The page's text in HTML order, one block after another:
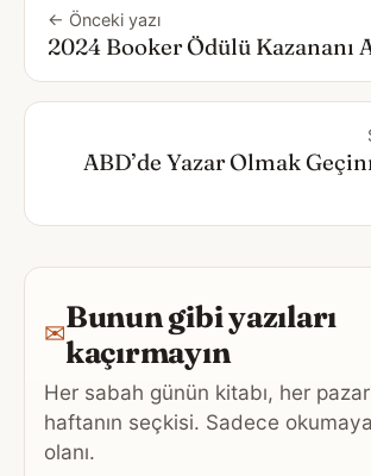
← Önceki yazı
2024 Booker Ödülü Kazananı
ABD’de Yazar Olmak
✉Bunun gibi yazıları
kaçırmayın
Her sabah günün kitabı, her
haftanın seçkisi. Sadece
olanı.